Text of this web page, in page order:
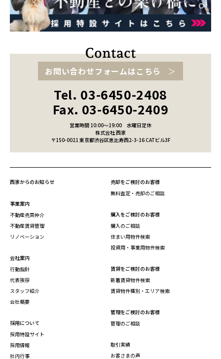
お問い合わせフォームはこちら
Tel. 03-6450-2408
Fax. 03-6450-2409
営業時間 10:00～19:00
水曜日定休
株式会社 西家
〒150-0021 東京都渋谷区恵比寿西2-3-16 CATビル3F
西家からのお知らせ
事業案内
不動産売買仲介
不動産賃貸管理
リノベーション
会社案内
行動指針
代表挨拶
スタッフ紹介
会社概要
採用について
採用特設サイト
採用情報
社内行事
売却をご検討のお客様
無料査定・売却のご相談
購入をご検討のお客様
購入のご相談
住まい用物件検索
投資用・事業用物件検索
賃貸をご検討のお客様
新着賃貸物件検索
賃貸物件種別・エリア検索
管理をご検討のお客様
管理のご相談
取引実績
お客さまの声